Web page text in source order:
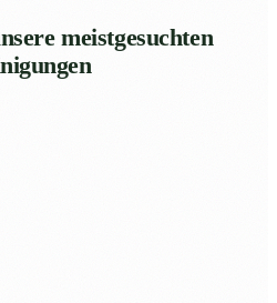
meistgesuchten